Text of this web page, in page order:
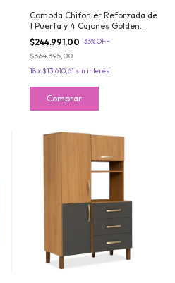
Comoda Chifonier Reforzada de
1 Puerta y 4 Cajones Golden
Oregon Maximo Fortaleza
$244.991,00 -33%OFF
$364.395,00
18x $13.610,61 sin interés